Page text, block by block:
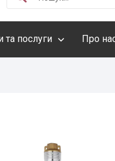
та послуги Про